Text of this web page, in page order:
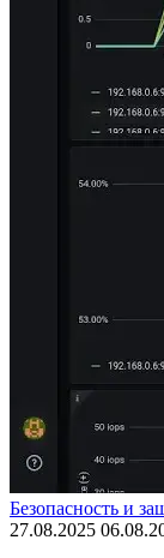
Безопасность и
27.08.2025